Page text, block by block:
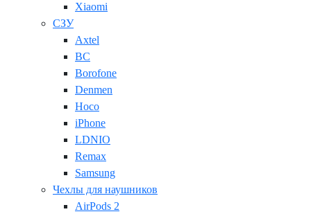
Xiaomi
СЗУ
Axtel
BC
Borofone
Denmen
Hoco
iPhone
LDNIO
Remax
Samsung
Чехлы для наушников
AirPods 2